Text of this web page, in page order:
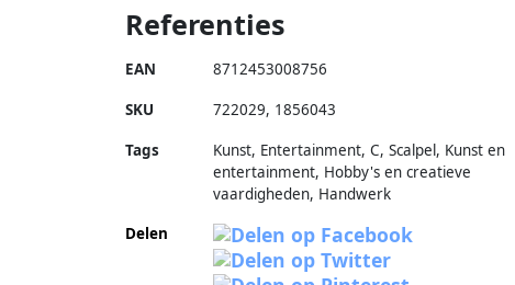
Referenties
EAN 8712453008756
SKU 722029, 1856043
Tags
Kunst, Entertainment, C, Scalpel, Kunst en
entertainment, Hobby's en creatieve
vaardigheden, Handwerk
Delen